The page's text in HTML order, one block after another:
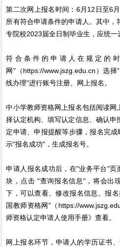
第二次网上报名时间：6月12日至6
所有符合申请条件的申请人。其中
专院校2023届全日制毕业生，应统一
符合条件的申请人在规定的
网"（https://www.jszg.edu.cn）选
线办理"进行账号注册、网上报名。
中小学教师资格网上报名包括阅读
择认定机构、填写认定信息、确认申
定申请、申报提醒等步骤，报名完
示"报名成功"，生成报名号。
申请人报名成功后，在"业务平台"
块，点击 "查询报名信息"，将会出
下，可以查看、修改报名信息。报
国教师资格网"（https://
师资格认定申请人使用手册》查看。
网上报名环节，申请人的学历证书